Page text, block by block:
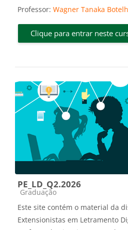
Professor: Wagner Tanaka
Clique para entrar neste
PE_LD_Q2.2026
Categoria do curso
Graduação
Este site contém o material da
Extensionistas em Letramento